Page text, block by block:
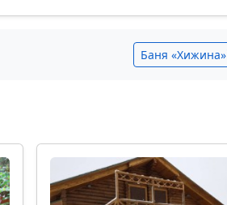
Баня «Хижина»